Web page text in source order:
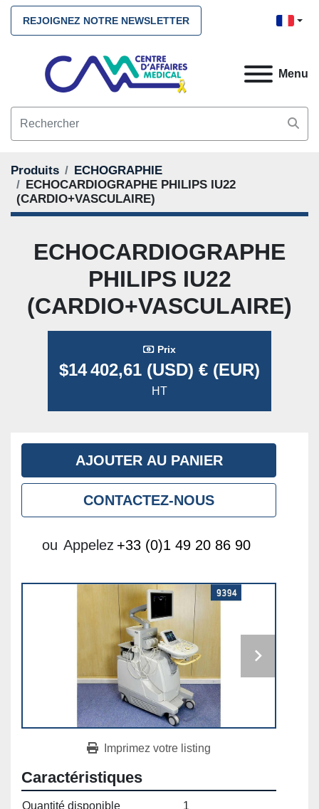
REJOIGNEZ NOTRE NEWSLETTER
Menu
Produits
ECHOGRAPHIE
ECHOCARDIOGRAPHE PHILIPS IU22
(CARDIO+VASCULAIRE)
ECHOCARDIOGRAPHE
PHILIPS IU22
(CARDIO+VASCULAIRE)
Prix
$14 402,61 (USD) € (EUR)
HT
AJOUTER AU PANIER
CONTACTEZ-NOUS
ou Appelez +33 (0)1 49 20 86 90
Imprimez votre listing
Caractéristiques
Quantité disponible
1